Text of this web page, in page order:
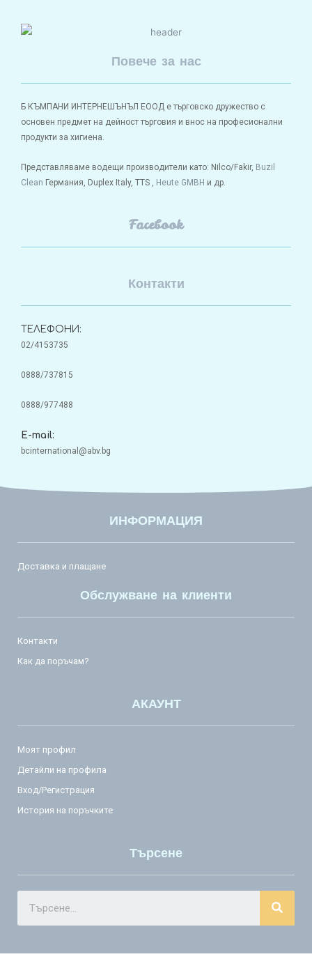
Повече за нас
Б КЪМПАНИ ИНТЕРНЕШЪНЪЛ ЕООД е търговско дружество с
основен предмет на дейност търговия и внос на професионални
продукти за хигиена.
Представляваме водещи производители като: Nilco/Fakir, Buzil
Clean Германия, Duplex Italy, TTS , Heute GMBH и др.
Facebook
Контакти
ТЕЛЕФОНИ:
02/4153735
0888/737815
0888/977488
E-mail:
bcinternational@abv.bg
ИНФОРМАЦИЯ
Доставка и плащане
Обслужване на клиенти
Контакти
Как да поръчам?
АКАУНТ
Моят профил
Детайли на профила
Вход/Регистрация
История на поръчките
Търсене